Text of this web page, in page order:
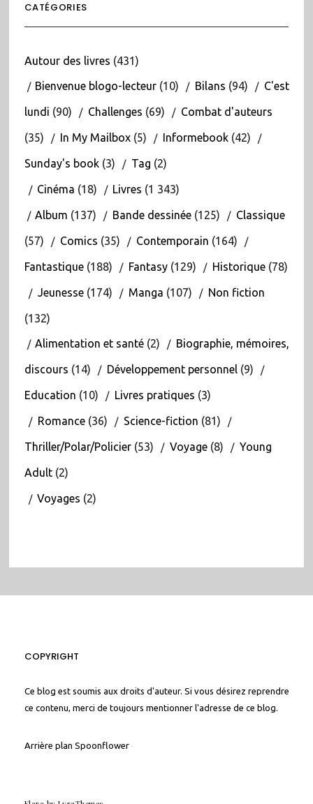
CATÉGORIES
Autour des livres (431)
Bienvenue blogo-lecteur(10) Bilans (94) C'est
lundi (90) Challenges (69) Combat d'auteurs
(35) In My Mailbox(5) Informebook(42)
Sunday's book(3) Tag (2)
Cinéma (18) Livres (1 343)
Album (137) Bande dessinée(125) Classique
(57) Comics (35) Contemporain (164)
Fantastique(188) Fantasy(129) Historique(78)
Jeunesse(174) Manga (107) Non fiction
(132)
Alimentation et santé(2) Biographie, mémoires,
discours (14) Développement personnel(9)
Education (10) Livres pratiques (3)
Romance(36) Science-fiction (81)
Thriller/Polar/Policier(53) Voyage(8) Young
Adult(2)
Voyages (2)
COPYRIGHT
Ce blog est soumis aux droits d'auteur. Si vous désirez reprendre
ce contenu, merci de toujours mentionner l'adresse de ce blog.
Arrière plan Spoonflower